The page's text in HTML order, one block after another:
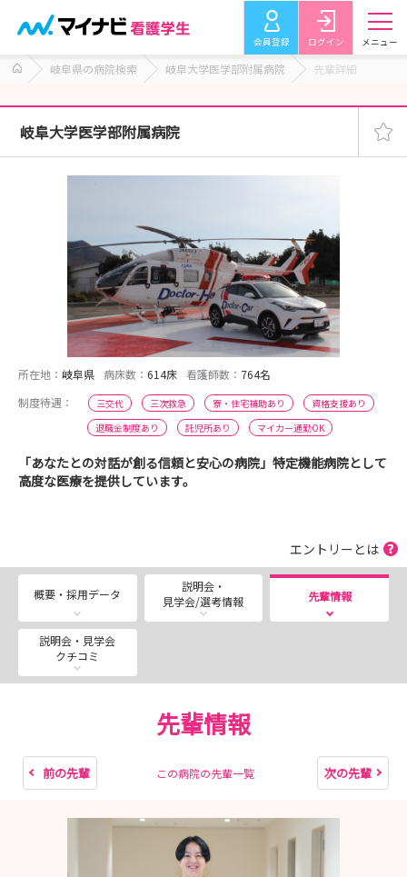
会員登録 ログイン メニュー
岐阜県の病院検索 岐阜大学医学部附属病院 先輩詳細
岐阜大学医学部附属病院
所在地： 岐阜県 病床数： 614床 看護師数： 764名
制度待遇：
三交代 三次救急 寮・住宅補助あり
資格支援あり
退職金制度あり
託児所あり マイカー通勤OK
「あなたとの対話が創る信頼と安心の病院」特定機能病院として
高度な医療を提供しています。
エントリーとは
概要・採用データ
説明会・
見学会/選考情報
先輩情報
説明会・見学会
クチコミ
先輩情報
前の先輩 この病院の先輩一覧 次の先輩